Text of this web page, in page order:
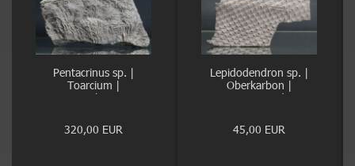
Pentacrinus sp. |
Toarcium |
Dotternhausen
320,00 EUR
Lepidodendron sp. |
Oberkarbon |
Dortmund
45,00 EUR